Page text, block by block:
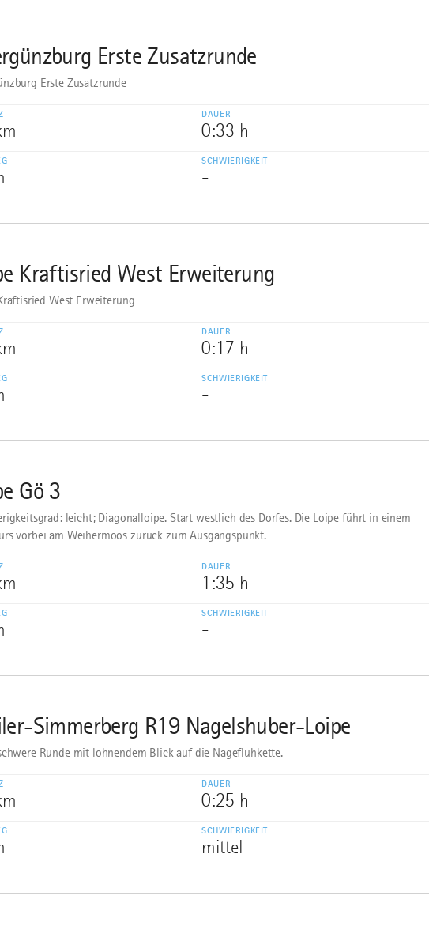
Erste Zusatzrunde
Erste Zusatzrunde
DAUER
0:33 h
SCHWIERIGKEIT
-
Kraftisried West Erweiterung
West Erweiterung
DAUER
0:17 h
SCHWIERIGKEIT
-
Gö 3
leicht; Diagonalloipe. Start westlich des Dorfes. Die Loipe führt in einem
vorbei am Weihermoos zurück zum Ausgangspunkt.
DAUER
1:35 h
SCHWIERIGKEIT
-
Simmerberg R19 Nagelshuber-Loipe
Runde mit lohnendem Blick auf die Nagefluhkette.
DAUER
0:25 h
SCHWIERIGKEIT
mittel